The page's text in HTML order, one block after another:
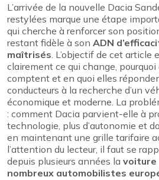
L’arrivée de la nouvelle Dacia
restylées marque une étape
qui cherche à renforcer son
restant fidèle à son ADN
maîtrisés . L’objectif de cet article
clairement ce qui change,
comptent et en quoi elles
conducteurs à la recherche d’un
économique et moderne. La
: comment Dacia parvient-elle à
technologie, plus d’autonomie et
en maintenant une grille tarifaire
l’attention du lecteur, il faut se
depuis plusieurs années la voiture
nombreux automobilistes